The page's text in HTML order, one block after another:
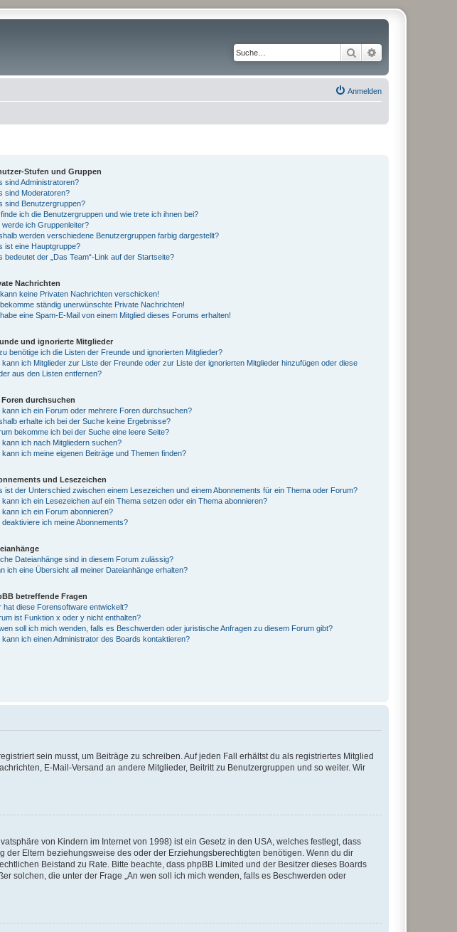
Suche
Anmelden
Stufen und Gruppen
sind Administratoren?
sind Moderatoren?
sind Benutzergruppen?
ich die Benutzergruppen und wie trete ich ihnen bei?
werde ich Gruppenleiter?
werden verschiedene Benutzergruppen farbig dargestellt?
ist eine Hauptgruppe?
bedeutet der „Das Team“-Link auf der Startseite?
Nachrichten
keine Privaten Nachrichten verschicken!
ständig unerwünschte Private Nachrichten!
eine Spam-E-Mail von einem Mitglied dieses Forums erhalten!
und ignorierte Mitglieder
benötige ich die Listen der Freunde und ignorierten Mitglieder?
kann ich Mitglieder zur Liste der Freunde oder zur Liste der ignorierten Mitglieder hinzufügen oder diese
aus den Listen entfernen?
Foren durchsuchen
kann ich ein Forum oder mehrere Foren durchsuchen?
erhalte ich bei der Suche keine Ergebnisse?
bekomme ich bei der Suche eine leere Seite?
kann ich nach Mitgliedern suchen?
kann ich meine eigenen Beiträge und Themen finden?
und Lesezeichen
ist der Unterschied zwischen einem Lesezeichen und einem Abonnements für ein Thema oder Forum?
kann ich ein Lesezeichen auf ein Thema setzen oder ein Thema abonnieren?
kann ich ein Forum abonnieren?
deaktiviere ich meine Abonnements?
Dateianhänge sind in diesem Forum zulässig?
ich eine Übersicht all meiner Dateianhänge erhalten?
betreffende Fragen
hat diese Forensoftware entwickelt?
ist Funktion x oder y nicht enthalten?
soll ich mich wenden, falls es Beschwerden oder juristische Anfragen zu diesem Forum gibt?
kann ich einen Administrator des Boards kontaktieren?
sein musst, um Beiträge zu schreiben. Auf jeden Fall erhältst du als registriertes Mitglied
E-Mail-Versand an andere Mitglieder, Beitritt zu Benutzergruppen und so weiter. Wir
von Kindern im Internet von 1998) ist ein Gesetz in den USA, welches festlegt, dass
Eltern beziehungsweise des oder der Erziehungsberechtigten benötigen. Wenn du dir
Beistand zu Rate. Bitte beachte, dass phpBB Limited und der Besitzer dieses Boards
solchen, die unter der Frage „An wen soll ich mich wenden, falls es Beschwerden oder